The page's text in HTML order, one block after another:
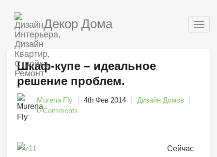
Декор Дома
Шкаф-купе – идеальное
решение проблем.
Murena Fly 4th Фев 2014
Дизайн Домов
0 Comments
Сейчас